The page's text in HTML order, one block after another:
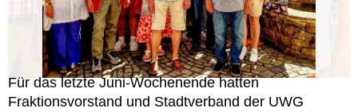
Für das letzte Juni-Wochenende hatten
Fraktionsvorstand und Stadtverband der UWG